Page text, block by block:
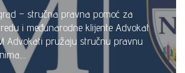
– stručna pravna pomoć za
i međunarodne klijente Advokat
Advokati pružaju stručnu pravnu